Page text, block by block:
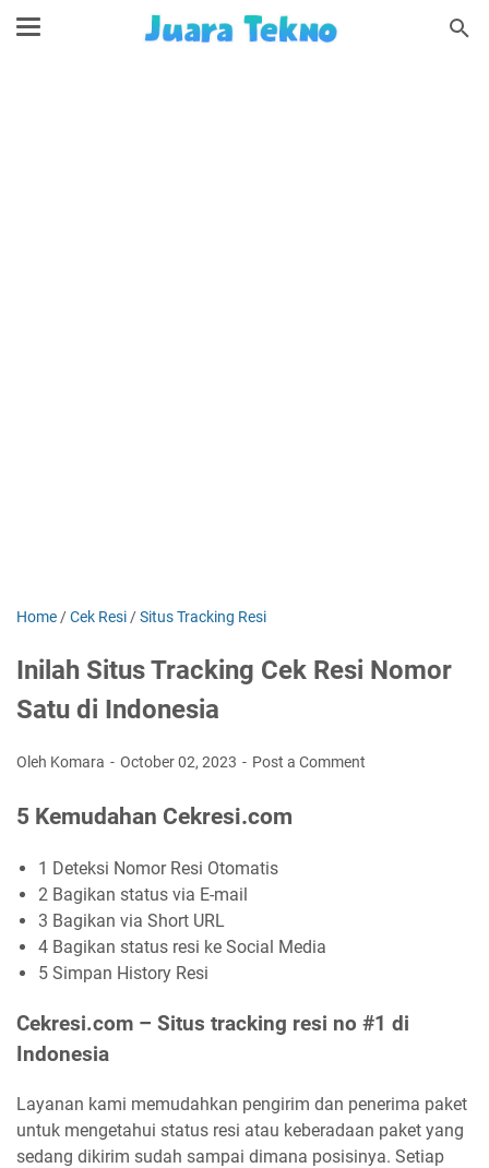
Home /Cek Resi /Situs Tracking Resi
Inilah Situs Tracking Cek Resi Nomor
Satu di Indonesia
Oleh Komara October 02, 2023 Post a Comment
5 Kemudahan Cekresi.com
1 Deteksi Nomor Resi Otomatis
2 Bagikan status via E-mail
3 Bagikan via Short URL
4 Bagikan status resi ke Social Media
5 Simpan History Resi
Cekresi.com – Situs tracking resi no #1 di
Indonesia
Layanan kami memudahkan pengirim dan penerima paket
untuk mengetahui status resi atau keberadaan paket yang
sedang dikirim sudah sampai dimana posisinya. Setiap